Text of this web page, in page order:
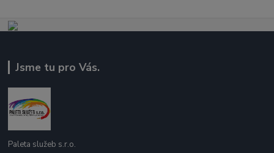
Jsme tu pro Vás.
Paleta služeb s.r.o.